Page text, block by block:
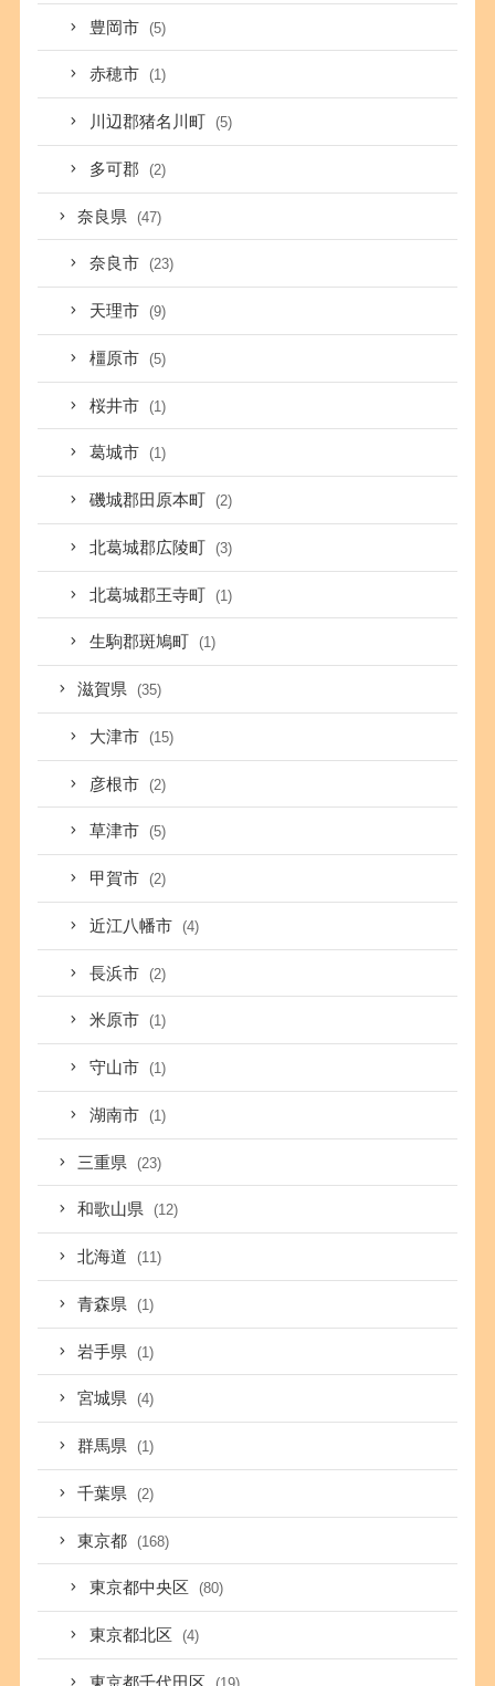
豊岡市 (5)
赤穂市 (1)
川辺郡猪名川町 (5)
多可郡 (2)
奈良県 (47)
奈良市 (23)
天理市 (9)
橿原市 (5)
桜井市 (1)
葛城市 (1)
磯城郡田原本町 (2)
北葛城郡広陵町 (3)
北葛城郡王寺町 (1)
生駒郡斑鳩町 (1)
滋賀県 (35)
大津市 (15)
彦根市 (2)
草津市 (5)
甲賀市 (2)
近江八幡市 (4)
長浜市 (2)
米原市 (1)
守山市 (1)
湖南市 (1)
三重県 (23)
和歌山県 (12)
北海道 (11)
青森県 (1)
岩手県 (1)
宮城県 (4)
群馬県 (1)
千葉県 (2)
東京都 (168)
東京都中央区 (80)
東京都北区 (4)